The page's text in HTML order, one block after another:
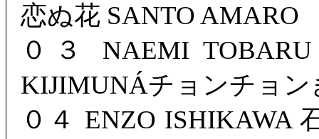
恋ぬ花 SANTO AMARO
０３ NAEMI
KIJIMUNÁチョンチョ
０４ ENZO ISHIKAWA